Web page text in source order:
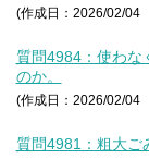
(作成日：2026/02/04
質問4984：使わな
のか。
(作成日：2026/02/04
質問4981：粗大ご